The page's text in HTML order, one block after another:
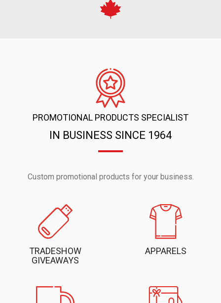
PROMOTIONAL PRODUCTS SPECIALIST
IN BUSINESS SINCE 1964
Custom promotional products for your business.
TRADESHOW
GIVEAWAYS
APPARELS